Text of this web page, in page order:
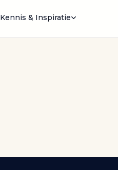
Kennis & Inspiratie